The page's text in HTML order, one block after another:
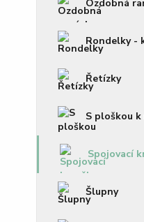
Ozdobná
Rondelky -
Řetízky
S ploškou
Spojovací
Šlupny